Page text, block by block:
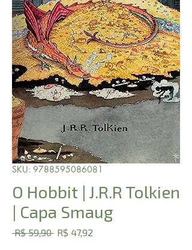
SKU: 9788595086081
O Hobbit | J.R.R Tolkien
| Capa Smaug
R$ 59,90 Preço
R$ 47,92